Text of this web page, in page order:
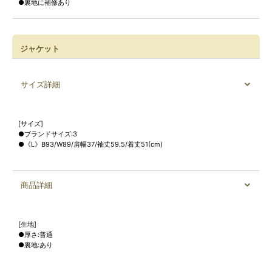
●裏地に補修あり
ジャケット
サイズ詳細
[サイズ]
●ブランドサイズ:3
●《L》B93/W89/肩幅37/袖丈59.5/着丈51(cm)
商品詳細
[生地]
●厚さ:普通
●裏地:あり